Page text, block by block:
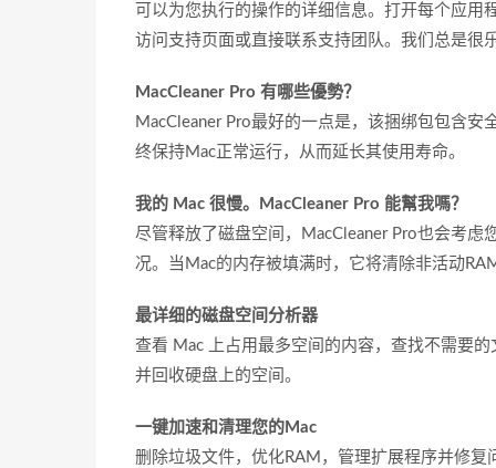
可以为您执行的操作的详细信息。打开每个应
访问支持页面或直接联系支持团队。我们总是很
MacCleaner Pro 有哪些優勢？
MacCleaner Pro最好的一点是，该捆绑包包含
终保持Mac正常运行，从而延长其使用寿命。
我的 Mac 很慢。MacCleaner Pro 能幫我嗎？
尽管释放了磁盘空间，MacCleaner Pro也会考
况。当Mac的内存被填满时，它将清除非活动
最详细的磁盘空间分析器
查看 Mac 上占用最多空间的内容，查找不需要的
并回收硬盘上的空间。
一键加速和清理您的Mac
删除垃圾文件，优化RAM，管理扩展程序并修复